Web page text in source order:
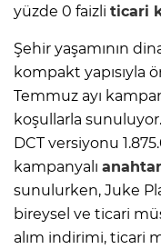
yüzde 0 faizli ticari
Şehir yaşamının
kompakt yapısıyla
Temmuz ayı
koşullarla sunuluyor.
DCT versiyonu
kampanyalı
sunulurken, Juke
bireysel ve ticari
alım indirimi, ticari